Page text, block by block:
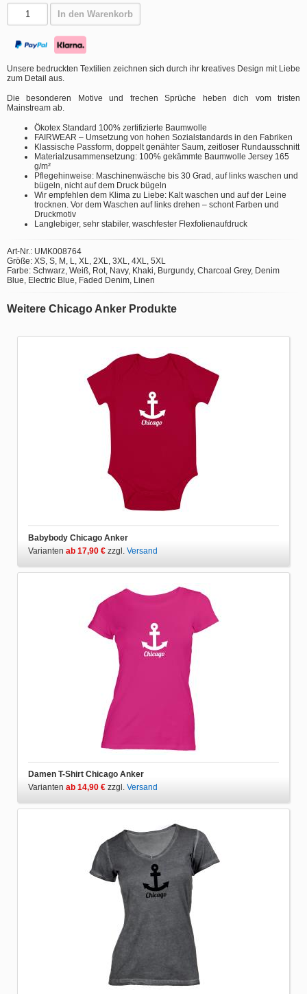
In den Warenkorb
Unsere bedruckten Textilien zeichnen sich durch ihr kreatives Design mit Liebe
zum Detail aus.
Die besonderen Motive und frechen Sprüche heben dich vom tristen
Mainstream ab.
Ökotex Standard 100% zertifizierte Baumwolle
FAIRWEAR – Umsetzung von hohen Sozialstandards in den Fabriken
Klassische Passform, doppelt genähter Saum, zeitloser Rundausschnitt
Materialzusammensetzung: 100% gekämmte Baumwolle Jersey 165
g/m²
Pflegehinweise: Maschinenwäsche bis 30 Grad, auf links waschen und
bügeln, nicht auf dem Druck bügeln
Wir empfehlen dem Klima zu Liebe: Kalt waschen und auf der Leine
trocknen. Vor dem Waschen auf links drehen – schont Farben und
Druckmotiv
Langlebiger, sehr stabiler, waschfester Flexfolienaufdruck
Art-Nr.: UMK008764
Größe: XS, S, M, L, XL, 2XL, 3XL, 4XL, 5XL
Farbe: Schwarz, Weiß, Rot, Navy, Khaki, Burgundy, Charcoal Grey, Denim
Blue, Electric Blue, Faded Denim, Linen
Weitere Chicago Anker Produkte
Babybody Chicago Anker
Varianten ab 17,90 € zzgl. Versand
Damen T-Shirt Chicago Anker
Varianten ab 14,90 € zzgl. Versand